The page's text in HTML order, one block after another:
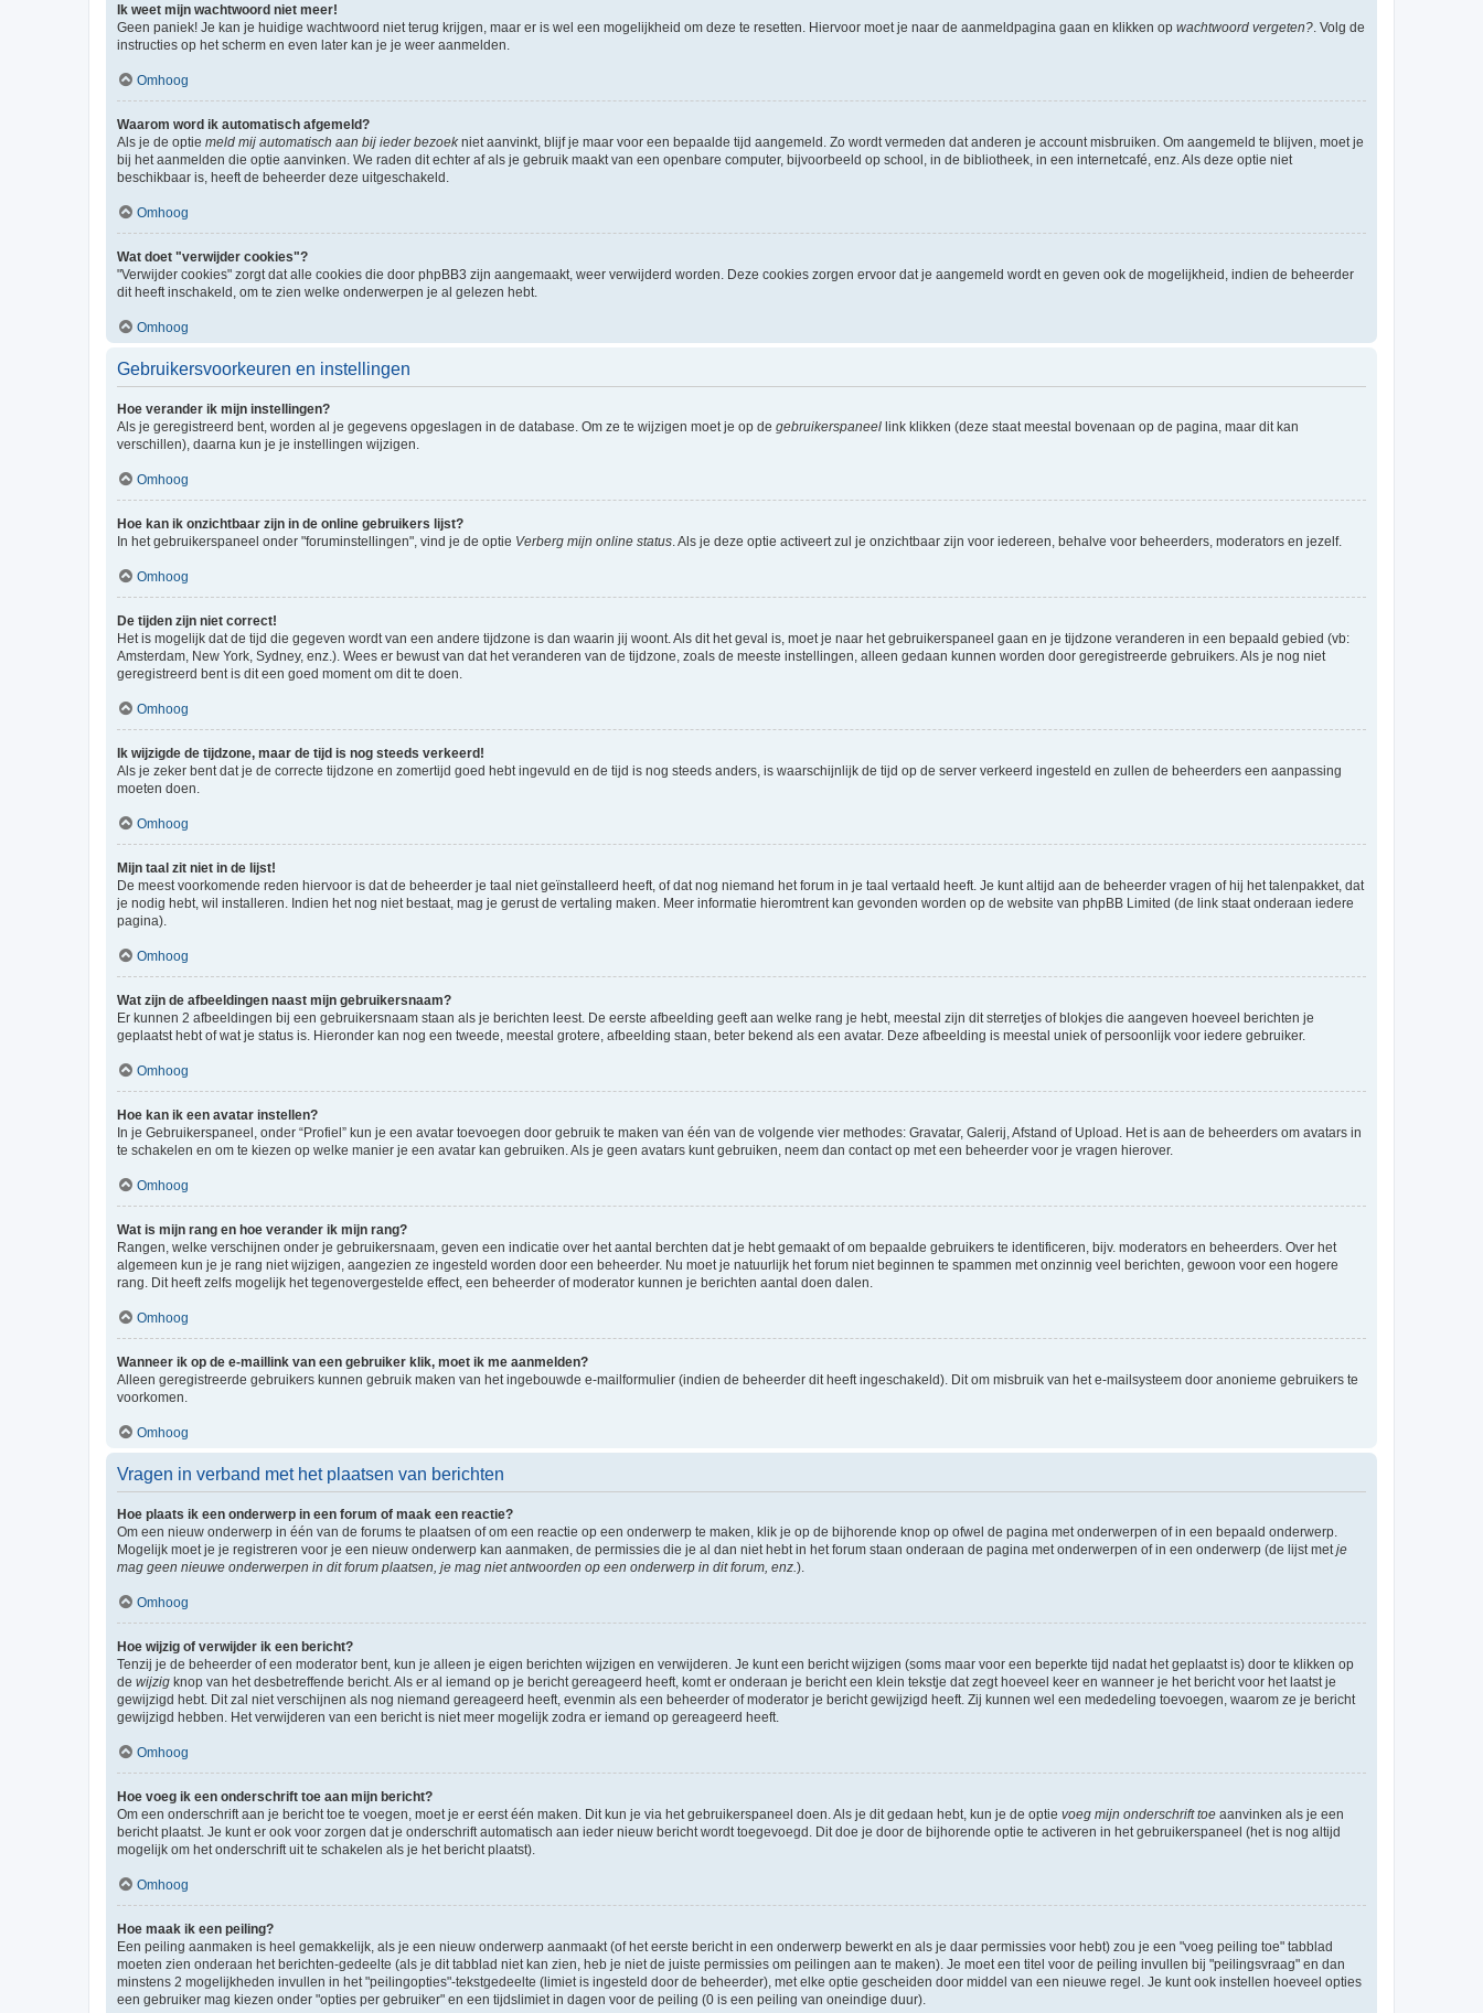
Ik weet mijn wachtwoord niet meer!
Geen paniek! Je kan je huidige wachtwoord niet terug krijgen, maar er is wel een mogelijkheid om deze te resetten. Hiervoor moet je naar de aanmeldpagina gaan en klikken op wachtwoord vergeten? . Volg de
instructies op het scherm en even later kan je je weer aanmelden.
Omhoog
Waarom word ik automatisch afgemeld?
Als je de optie meld mij automatisch aan bij ieder bezoekniet aanvinkt, blijf je maar voor een bepaalde tijd aangemeld. Zo wordt vermeden dat anderen je account misbruiken. Om aangemeld te blijven, moet je
bij het aanmelden die optie aanvinken. We raden dit echter af als je gebruik maakt van een openbare computer, bijvoorbeeld op school, in de bibliotheek, in een internetcafé, enz. Als deze optie niet
beschikbaar is, heeft de beheerder deze uitgeschakeld.
Omhoog
Wat doet "verwijder cookies"?
"Verwijder cookies" zorgt dat alle cookies die door phpBB3 zijn aangemaakt, weer verwijderd worden. Deze cookies zorgen ervoor dat je aangemeld wordt en geven ook de mogelijkheid, indien de beheerder
dit heeft inschakeld, om te zien welke onderwerpen je al gelezen hebt.
Omhoog
Gebruikersvoorkeuren en instellingen
Hoe verander ik mijn instellingen?
Als je geregistreerd bent, worden al je gegevens opgeslagen in de database. Om ze te wijzigen moet je op de gebruikerspaneel link klikken (deze staat meestal bovenaan op de pagina, maar dit kan
verschillen), daarna kun je je instellingen wijzigen.
Omhoog
Hoe kan ik onzichtbaar zijn in de online gebruikers lijst?
In het gebruikerspaneel onder "foruminstellingen", vind je de optie Verberg mijn online status . Als je deze optie activeert zul je onzichtbaar zijn voor iedereen, behalve voor beheerders, moderators en jezelf.
Omhoog
De tijden zijn niet correct!
Het is mogelijk dat de tijd die gegeven wordt van een andere tijdzone is dan waarin jij woont. Als dit het geval is, moet je naar het gebruikerspaneel gaan en je tijdzone veranderen in een bepaald gebied (vb:
Amsterdam, New York, Sydney, enz.). Wees er bewust van dat het veranderen van de tijdzone, zoals de meeste instellingen, alleen gedaan kunnen worden door geregistreerde gebruikers. Als je nog niet
geregistreerd bent is dit een goed moment om dit te doen.
Omhoog
Ik wijzigde de tijdzone, maar de tijd is nog steeds verkeerd!
Als je zeker bent dat je de correcte tijdzone en zomertijd goed hebt ingevuld en de tijd is nog steeds anders, is waarschijnlijk de tijd op de server verkeerd ingesteld en zullen de beheerders een aanpassing
moeten doen.
Omhoog
Mijn taal zit niet in de lijst!
De meest voorkomende reden hiervoor is dat de beheerder je taal niet geïnstalleerd heeft, of dat nog niemand het forum in je taal vertaald heeft. Je kunt altijd aan de beheerder vragen of hij het talenpakket, dat
je nodig hebt, wil installeren. Indien het nog niet bestaat, mag je gerust de vertaling maken. Meer informatie hieromtrent kan gevonden worden op de website van phpBB Limited (de link staat onderaan iedere
pagina).
Omhoog
Wat zijn de afbeeldingen naast mijn gebruikersnaam?
Er kunnen 2 afbeeldingen bij een gebruikersnaam staan als je berichten leest. De eerste afbeelding geeft aan welke rang je hebt, meestal zijn dit sterretjes of blokjes die aangeven hoeveel berichten je
geplaatst hebt of wat je status is. Hieronder kan nog een tweede, meestal grotere, afbeelding staan, beter bekend als een avatar. Deze afbeelding is meestal uniek of persoonlijk voor iedere gebruiker.
Omhoog
Hoe kan ik een avatar instellen?
In je Gebruikerspaneel, onder “Profiel” kun je een avatar toevoegen door gebruik te maken van één van de volgende vier methodes: Gravatar, Galerij, Afstand of Upload. Het is aan de beheerders om avatars in
te schakelen en om te kiezen op welke manier je een avatar kan gebruiken. Als je geen avatars kunt gebruiken, neem dan contact op met een beheerder voor je vragen hierover.
Omhoog
Wat is mijn rang en hoe verander ik mijn rang?
Rangen, welke verschijnen onder je gebruikersnaam, geven een indicatie over het aantal berchten dat je hebt gemaakt of om bepaalde gebruikers te identificeren, bijv. moderators en beheerders. Over het
algemeen kun je je rang niet wijzigen, aangezien ze ingesteld worden door een beheerder. Nu moet je natuurlijk het forum niet beginnen te spammen met onzinnig veel berichten, gewoon voor een hogere
rang. Dit heeft zelfs mogelijk het tegenovergestelde effect, een beheerder of moderator kunnen je berichten aantal doen dalen.
Omhoog
Wanneer ik op de e-maillink van een gebruiker klik, moet ik me aanmelden?
Alleen geregistreerde gebruikers kunnen gebruik maken van het ingebouwde e-mailformulier (indien de beheerder dit heeft ingeschakeld). Dit om misbruik van het e-mailsysteem door anonieme gebruikers te
voorkomen.
Omhoog
Vragen in verband met het plaatsen van berichten
Hoe plaats ik een onderwerp in een forum of maak een reactie?
Om een nieuw onderwerp in één van de forums te plaatsen of om een reactie op een onderwerp te maken, klik je op de bijhorende knop op ofwel de pagina met onderwerpen of in een bepaald onderwerp.
Mogelijk moet je je registreren voor je een nieuw onderwerp kan aanmaken, de permissies die je al dan niet hebt in het forum staan onderaan de pagina met onderwerpen of in een onderwerp (de lijst met je
mag geen nieuwe onderwerpen in dit forum plaatsen, je mag niet antwoorden op een onderwerp in dit forum, enz. ).
Omhoog
Hoe wijzig of verwijder ik een bericht?
Tenzij je de beheerder of een moderator bent, kun je alleen je eigen berichten wijzigen en verwijderen. Je kunt een bericht wijzigen (soms maar voor een beperkte tijd nadat het geplaatst is) door te klikken op
de wijzig knop van het desbetreffende bericht. Als er al iemand op je bericht gereageerd heeft, komt er onderaan je bericht een klein tekstje dat zegt hoeveel keer en wanneer je het bericht voor het laatst je
gewijzigd hebt. Dit zal niet verschijnen als nog niemand gereageerd heeft, evenmin als een beheerder of moderator je bericht gewijzigd heeft. Zij kunnen wel een mededeling toevoegen, waarom ze je bericht
gewijzigd hebben. Het verwijderen van een bericht is niet meer mogelijk zodra er iemand op gereageerd heeft.
Omhoog
Hoe voeg ik een onderschrift toe aan mijn bericht?
Om een onderschrift aan je bericht toe te voegen, moet je er eerst één maken. Dit kun je via het gebruikerspaneel doen. Als je dit gedaan hebt, kun je de optie voeg mijn onderschrift toe aanvinken als je een
bericht plaatst. Je kunt er ook voor zorgen dat je onderschrift automatisch aan ieder nieuw bericht wordt toegevoegd. Dit doe je door de bijhorende optie te activeren in het gebruikerspaneel (het is nog altijd
mogelijk om het onderschrift uit te schakelen als je het bericht plaatst).
Omhoog
Hoe maak ik een peiling?
Een peiling aanmaken is heel gemakkelijk, als je een nieuw onderwerp aanmaakt (of het eerste bericht in een onderwerp bewerkt en als je daar permissies voor hebt) zou je een "voeg peiling toe" tabblad
moeten zien onderaan het berichten-gedeelte (als je dit tabblad niet kan zien, heb je niet de juiste permissies om peilingen aan te maken). Je moet een titel voor de peiling invullen bij "peilingsvraag" en dan
minstens 2 mogelijkheden invullen in het "peilingopties"-tekstgedeelte (limiet is ingesteld door de beheerder), met elke optie gescheiden door middel van een nieuwe regel. Je kunt ook instellen hoeveel opties
een gebruiker mag kiezen onder "opties per gebruiker" en een tijdslimiet in dagen voor de peiling (0 is een peiling van oneindige duur).